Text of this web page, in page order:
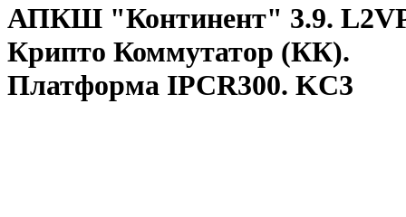
АПКШ "Континент" 3.9.
Крипто Коммутатор (КК).
Платформа IPCR300. KC3